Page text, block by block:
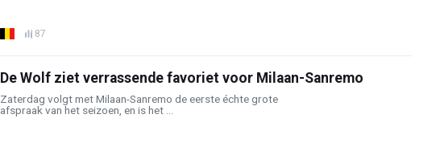
87
De Wolf ziet verrassende favoriet voor Milaan-Sanremo
Zaterdag volgt met Milaan-Sanremo de eerste échte grote
afspraak van het seizoen, en is het ...